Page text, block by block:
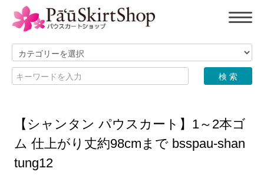
【シャンタン パウスカート】1～2本ゴ
ム 仕上がり丈約98cmまで bsspau-shan
tung12